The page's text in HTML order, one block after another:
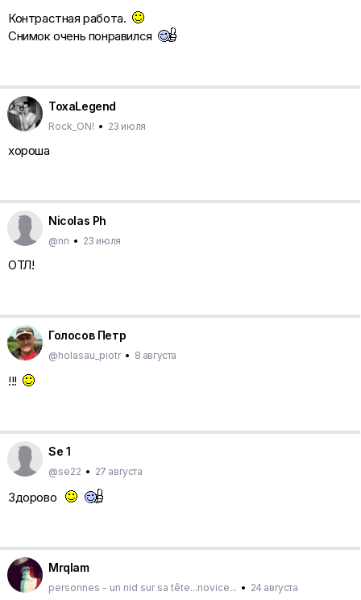
Контрастная работа.
Снимок очень понравился
ToxaLegend
Rock_ON! • 23 июля
хороша
Nicolas Ph
@nn • 23 июля
ОТЛ!
Голосов Петр
@holasau_piotr • 8 августа
!!!
Se 1
@se22 • 27 августа
Здорово
Mrqlam
personnes - un nid sur sa tête...novice... • 24 августа